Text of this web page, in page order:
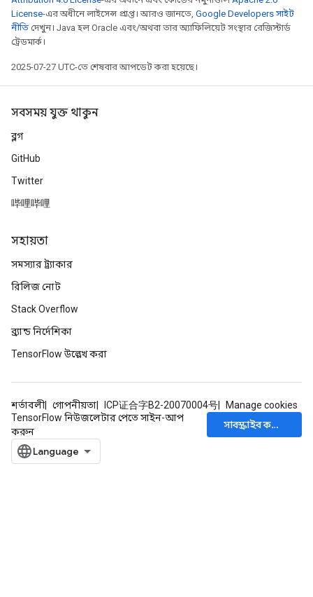
License-এর অধীনে লাইসেন্স প্রাপ্ত। আরও জানতে, Google Developers সাইট
নীতি দেখুন। Java হল Oracle এবং/অথবা তার অ্যাফিলিয়েট সংস্থার রেজিস্টার্ড
ট্রেডমার্ক।
2025-07-27 UTC-তে শেষবার আপডেট করা হয়েছে।
সবসময় যুক্ত থাকুন
ব্লগ
GitHub
Twitter
哔哩哔哩
সহায়তা
সমস্যার ট্র্যাকার
রিলিজ নোট
Stack Overflow
ব্র্যান্ড নির্দেশিকা
TensorFlow উল্লেখ করা
শর্তাবলী গোপনীয়তা ICP证合字B2-20070004号
Manage cookies
TensorFlow নিউজলেটার পেতে সাইন-আপ
করুন
সাবস্ক্রাইব করুন